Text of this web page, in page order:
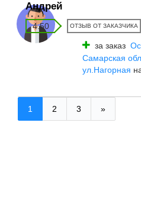
Андрей
4.50 ОТЗЫВ ОТ ЗАКАЗЧИКА
за заказ
Самарская
ул.Нагорная
1 2 3 »